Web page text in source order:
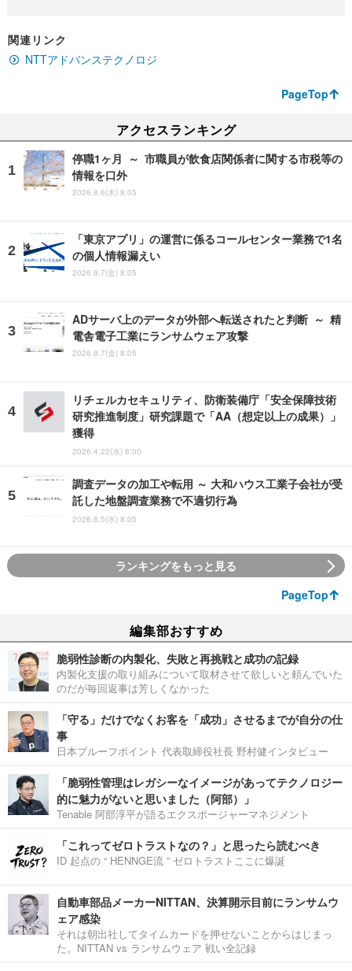
関連リンク
NTTアドバンステクノロジ
PageTop
アクセスランキング
停職1ヶ月 ～ 市職員が飲食店関係者に関する市税等の
情報を口外
2026.8.6(木) 8:05
「東京アプリ」の運営に係るコールセンター業務で1名
の個人情報漏えい
2026.8.7(金) 8:05
ADサーバ上のデータが外部へ転送されたと判断 ～ 精
電舎電子工業にランサムウェア攻撃
2026.8.7(金) 8:05
リチェルカセキュリティ、防衛装備庁「安全保障技術
研究推進制度」研究課題で「AA（想定以上の成果）」
獲得
2026.4.22(水) 8:00
調査データの加工や転用 ～ 大和ハウス工業子会社が受
託した地盤調査業務で不適切行為
2026.8.5(水) 8:05
ランキングをもっと見る
PageTop
編集部おすすめ
脆弱性診断の内製化、失敗と再挑戦と成功の記録
内製化支援の取り組みについて取材させて欲しいと頼んでいた
のだが毎回返事は芳しくなかった
「守る」だけでなくお客を「成功」させるまでが自分の仕
事
日本プルーフポイント 代表取締役社長 野村健インタビュー
「脆弱性管理はレガシーなイメージがあってテクノロジー
的に魅力がないと思いました（阿部）」
Tenable 阿部淳平が語るエクスポージャーマネジメント
「これってゼロトラストなの？」と思ったら読むべき
ID 起点の “ HENNGE流 ” ゼロトラストここに爆誕
自動車部品メーカーNITTAN、決算開示目前にランサムウ
ェア感染
それは朝出社してタイムカードを押せないことからはじまっ
た。NITTAN vs ランサムウェア 戦い全記録